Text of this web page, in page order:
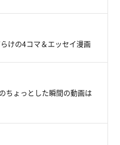
けの4コマ＆エッセイ漫画
ちょっとした瞬間の動画は